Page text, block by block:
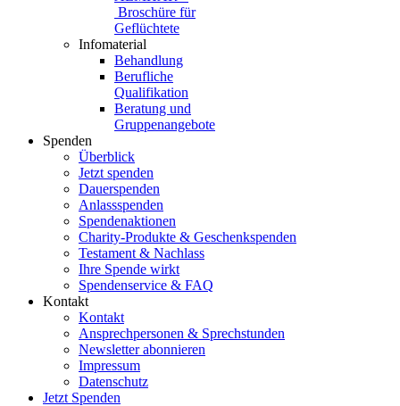
Broschüre für
Geflüchtete
Infomaterial
Behandlung
Berufliche
Qualifikation
Beratung und
Gruppenangebote
Spenden
Überblick
Jetzt spenden
Dauerspenden
Anlassspenden
Spendenaktionen
Charity-Produkte & Geschenkspenden
Testament & Nachlass
Ihre Spende wirkt
Spendenservice & FAQ
Kontakt
Kontakt
Ansprechpersonen & Sprechstunden
Newsletter abonnieren
Impressum
Datenschutz
Jetzt Spenden